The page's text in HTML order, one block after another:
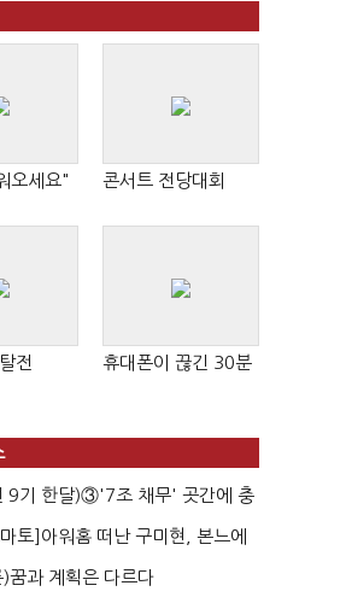
오세요" 콘서트 전당대회
전 휴대폰이 끊긴 30분
9기 한달)③'7조 채무' 곳간에 충
미애, 20년...
마토]아워홈 떠난 구미현, 본느에
베팅…가...
)꿈과 계획은 다르다